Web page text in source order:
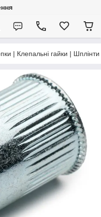
| Клепальні гайки | Шплінти